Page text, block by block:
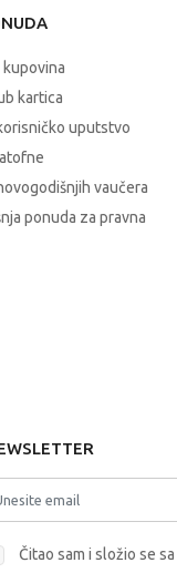
kartica
uputstvo
vaučera
ponuda za pravna
Čitao sam i složio se sa